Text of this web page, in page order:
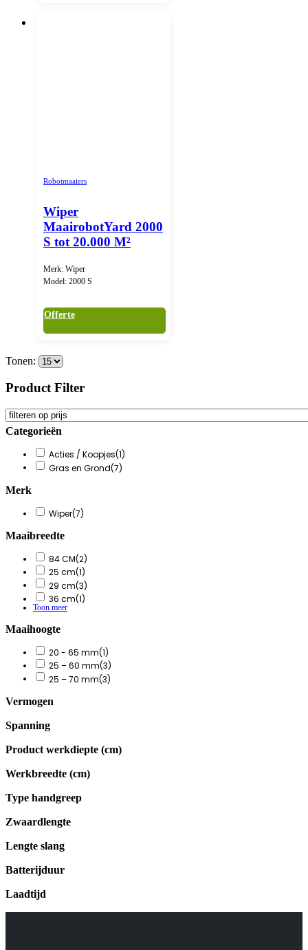
Robotmaaiers
Wiper
MaairobotYard 2000
S tot 20.000 M²
Merk: Wiper
Model: 2000 S
Offerte
Tonen:
Product Filter
Categorieën
Acties / Koopjes(1)
Gras en Grond(7)
Merk
Wiper(7)
Maaibreedte
84 CM(2)
25 cm(1)
29 cm(3)
36 cm(1)
Toon meer
Maaihoogte
20 - 65 mm(1)
25 – 60 mm(3)
25 – 70 mm(3)
Vermogen
Spanning
Product werkdiepte (cm)
Werkbreedte (cm)
Type handgreep
Zwaardlengte
Lengte slang
Batterijduur
Laadtijd